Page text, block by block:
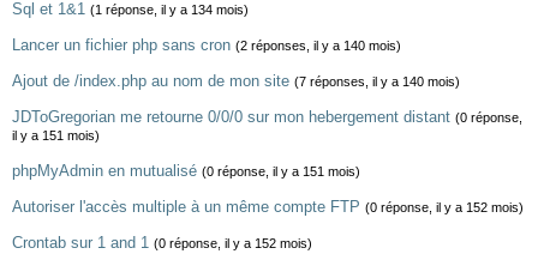
Sql et 1&1 (1 réponse, il y a 134 mois)
Lancer un fichier php sans cron (2 réponses, il y a 140 mois)
Ajout de /index.php au nom de mon site (7 réponses, il y a 140 mois)
JDToGregorian me retourne 0/0/0 sur mon hebergement distant (0 réponse,
il y a 151 mois)
phpMyAdmin en mutualisé (0 réponse, il y a 151 mois)
Autoriser l'accès multiple à un même compte FTP (0 réponse, il y a 152 mois)
Crontab sur 1 and 1 (0 réponse, il y a 152 mois)